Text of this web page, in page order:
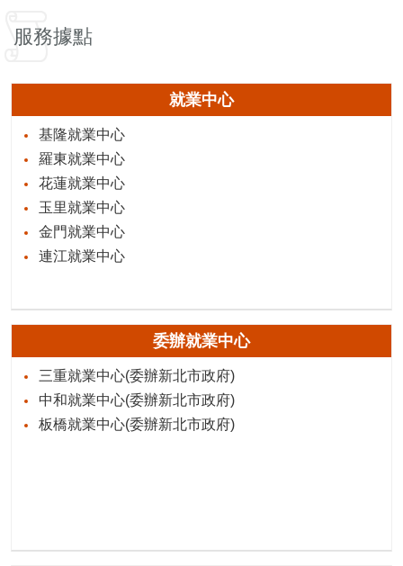
服務據點
就業中心
基隆就業中心
羅東就業中心
花蓮就業中心
玉里就業中心
金門就業中心
連江就業中心
委辦就業中心
三重就業中心(委辦新北市政府)
中和就業中心(委辦新北市政府)
板橋就業中心(委辦新北市政府)